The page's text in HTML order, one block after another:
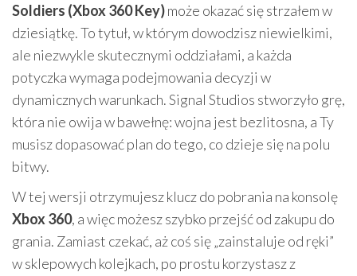
Soldiers (Xbox 360 Key)może okazać się strzałem w
dziesiątkę. To tytuł, w którym dowodzisz niewielkimi,
ale niezwykle skutecznymi oddziałami, a każda
potyczka wymaga podejmowania decyzji w
dynamicznych warunkach. Signal Studios stworzyło grę,
która nie owija w bawełnę: wojna jest bezlitosna, a Ty
musisz dopasować plan do tego, co dzieje się na polu
bitwy.
W tej wersji otrzymujesz klucz do pobrania na konsolę
Xbox 360, a więc możesz szybko przejść od zakupu do
grania. Zamiast czekać, aż coś się „zainstaluje od ręki”
w sklepowych kolejkach, po prostu korzystasz z